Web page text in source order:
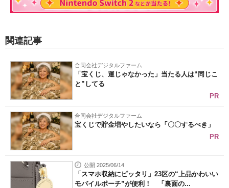
関連記事
合同会社デジタルファーム
「宝くじ、運じゃなかった」当たる人は“同じこ
と”してる
PR
合同会社デジタルファーム
宝くじで貯金増やしたいなら「〇〇するべき」
PR
公開 2025/06/14
「スマホ収納にピッタリ」23区の“上品かわいい
モバイルポーチ”が便利！ 「裏面の...